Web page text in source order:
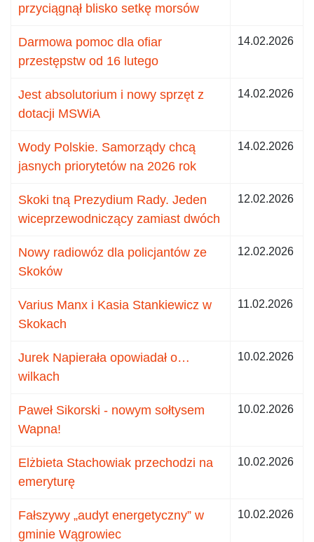
przyciągnął blisko setkę morsów
Darmowa pomoc dla ofiar
przestępstw od 16 lutego
14.02.2026
Jest absolutorium i nowy sprzęt z
dotacji MSWiA
14.02.2026
Wody Polskie. Samorządy chcą
jasnych priorytetów na 2026 rok
14.02.2026
Skoki tną Prezydium Rady. Jeden
wiceprzewodniczący zamiast dwóch
12.02.2026
Nowy radiowóz dla policjantów ze
Skoków
12.02.2026
Varius Manx i Kasia Stankiewicz w
Skokach
11.02.2026
Jurek Napierała opowiadał o…
wilkach
10.02.2026
Paweł Sikorski - nowym sołtysem
Wapna!
10.02.2026
Elżbieta Stachowiak przechodzi na
emeryturę
10.02.2026
Fałszywy „audyt energetyczny” w
gminie Wągrowiec
10.02.2026